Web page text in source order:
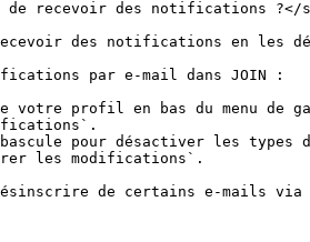
de recevoir des notifications ?</
des notifications en les
par e-mail dans JOIN :
votre profil en bas du menu de
pour désactiver les types
les modifications`.
désinscrire de certains e-mails